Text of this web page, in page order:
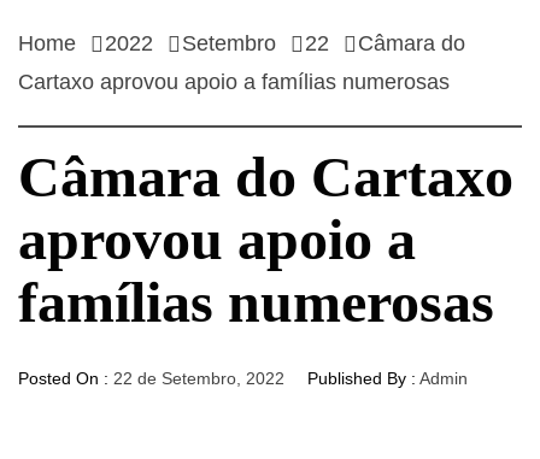
Home 2022 Setembro 22
Câmara do
Cartaxo aprovou apoio a famílias numerosas
Câmara do Cartaxo
aprovou apoio a
famílias numerosas
Posted On : 22 de Setembro, 2022 Published By : Admin